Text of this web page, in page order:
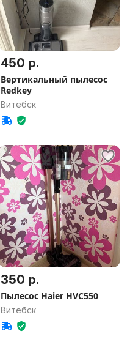
450 р.
Вертикальный пылесос
Redkey
Витебск
350 р.
Пылесос Haier HVC550
Витебск